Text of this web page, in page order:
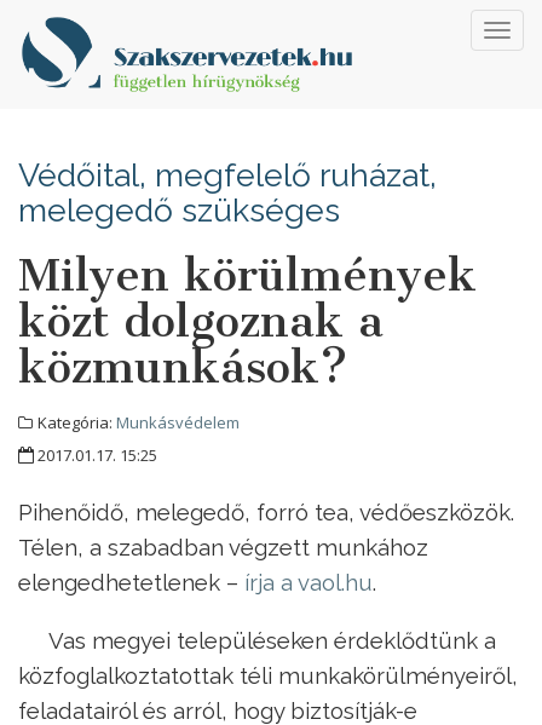
Védőital, megfelelő ruházat,
melegedő szükséges
Milyen körülmények
közt dolgoznak a
közmunkások?
Kategória: Munkásvédelem
2017.01.17. 15:25
Pihenőidő, melegedő, forró tea, védőeszközök.
Télen, a szabadban végzett munkához
elengedhetetlenek – írja a vaol.hu.
Vas megyei településeken érdeklődtünk a
közfoglalkoztatottak téli munkakörülményeiről,
feladatairól és arról, hogy biztosítják-e